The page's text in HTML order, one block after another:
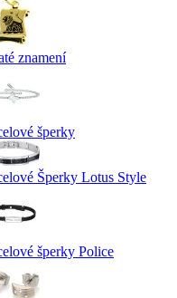
znamení
šperky
Šperky Lotus Style
šperky Police